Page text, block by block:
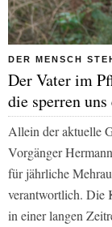
DER MENSCH
Der Vater im
die sperren
Allein der aktuelle
Vorgänger
für jährliche
verantwortlich. Die
in einer langen